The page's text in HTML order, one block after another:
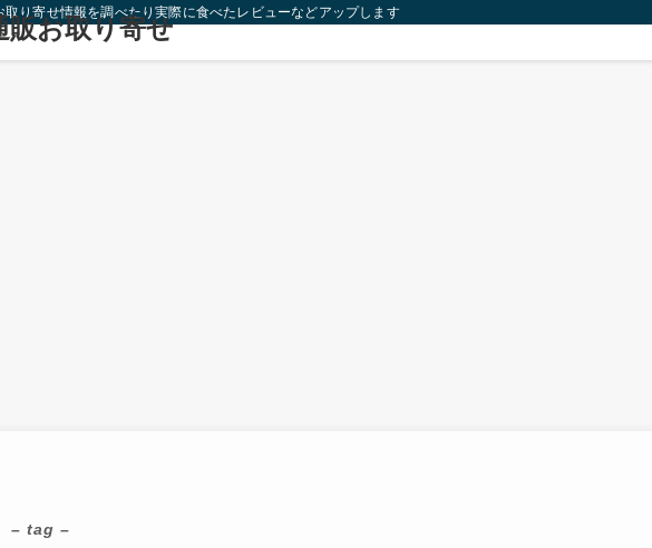
り寄せ情報を調べたり実際に食べたレビューなどアップします！
お取り寄せ
– tag –